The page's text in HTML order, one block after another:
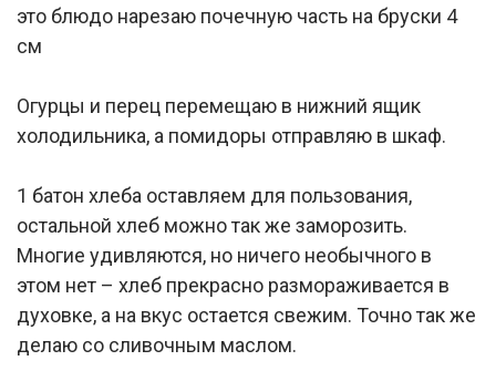
это блюдо нарезаю почечную часть на бруски 4
см
Огурцы и перец перемещаю в нижний ящик
холодильника, а помидоры отправляю в шкаф.
1 батон хлеба оставляем для пользования,
остальной хлеб можно так же заморозить.
Многие удивляются, но ничего необычного в
этом нет – хлеб прекрасно размораживается в
духовке, а на вкус остается свежим. Точно так же
делаю со сливочным маслом.